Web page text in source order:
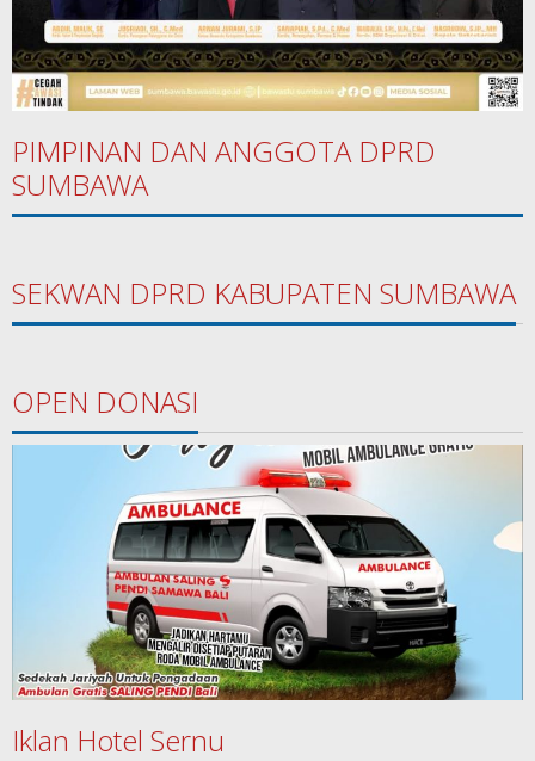
PIMPINAN DAN ANGGOTA DPRD
SUMBAWA
SEKWAN DPRD KABUPATEN SUMBAWA
OPEN DONASI
Iklan Hotel Sernu